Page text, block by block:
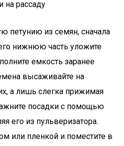
на рассаду
петунию из семян, сначала
нижнюю часть уложите
емкость заранее
высаживайте на
а лишь слегка прижимая
посадки с помощью
его из пульверизатора.
или пленкой и поместите в